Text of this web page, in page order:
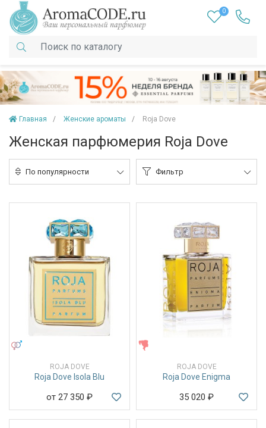
0
Главная Женские ароматы Roja Dove
Женская парфюмерия Roja Dove
По популярности Фильтр
ROJA DOVE
Roja Dove Isola Blu
от 27 350 ₽
ROJA DOVE
Roja Dove Enigma
35 020 ₽